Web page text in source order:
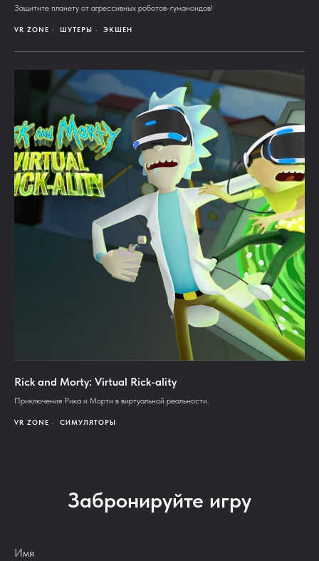
Защитите планету от агрессивных роботов-гуманоидов!
VR ZONE ШУТЕРЫ ЭКШЕН
Rick and Morty: Virtual Rick-ality
Приключения Рика и Морти в виртуальной реальности.
VR ZONE СИМУЛЯТОРЫ
Забронируйте игру
Имя